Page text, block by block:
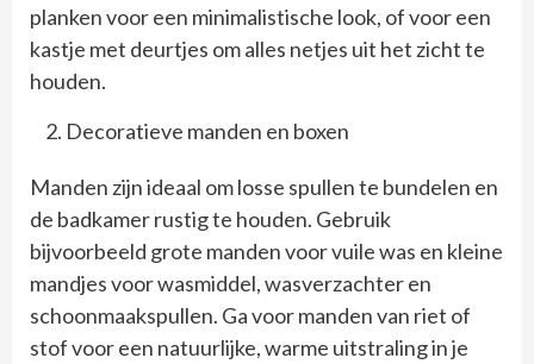
planken voor een minimalistische look, of voor een
kastje met deurtjes om alles netjes uit het zicht te
houden.
Decoratieve manden en boxen
Manden zijn ideaal om losse spullen te bundelen en
de badkamer rustig te houden. Gebruik
bijvoorbeeld grote manden voor vuile was en kleine
mandjes voor wasmiddel, wasverzachter en
schoonmaakspullen. Ga voor manden van riet of
stof voor een natuurlijke, warme uitstraling in je